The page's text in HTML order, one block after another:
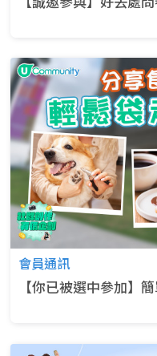
會員通訊
【你已被選中參加】